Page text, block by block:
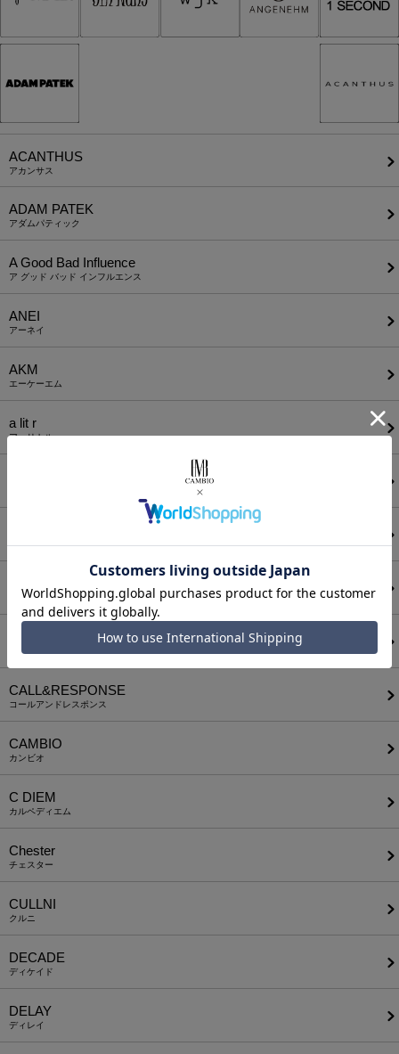
ACANTHUS
アカンサス
ADAM PATEK
アダムパティック
A Good Bad Influence
ア グッド バッド インフルエンス
ANEI
アーネイ
AKM
エーケーエム
a lit r
ア リトル
アタッチメント
アウィナイト
ボディソング
CALL&RESPONSE
コールアンドレスポンス
CAMBIO
カンビオ
C DIEM
カルペディエム
Chester
チェスター
CULLNI
クルニ
DECADE
ディケイド
DELAY
ディレイ